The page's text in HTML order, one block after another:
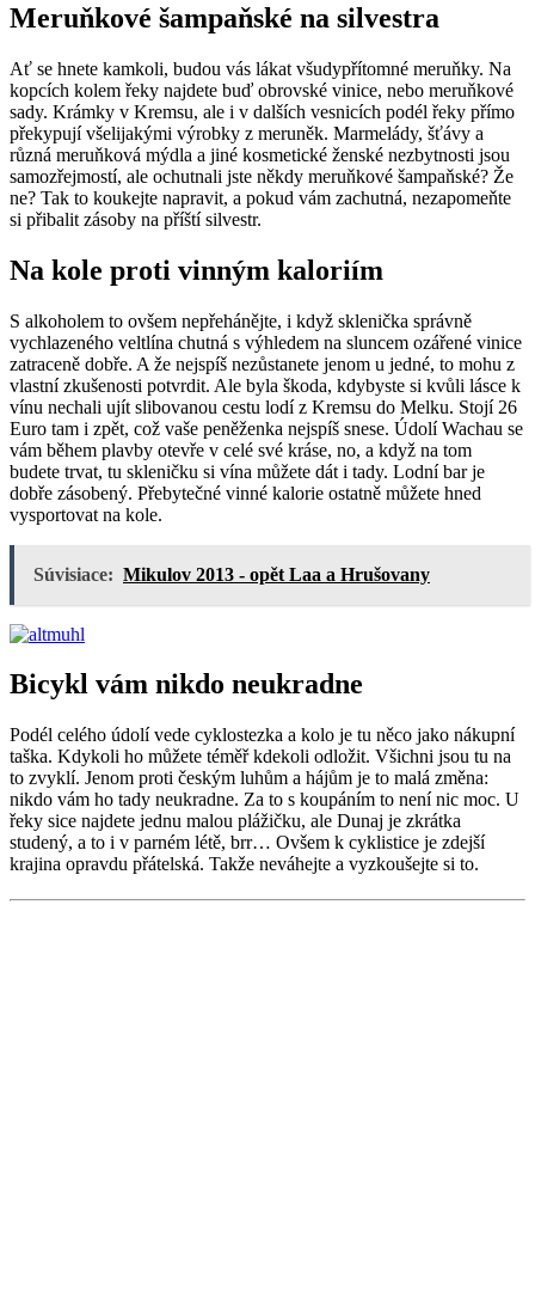
Meruňkové šampaňské na silvestra
Ať se hnete kamkoli, budou vás lákat všudypřítomné meruňky. Na
kopcích kolem řeky najdete buď obrovské vinice, nebo meruňkové
sady. Krámky v Kremsu, ale i v dalších vesnicích podél řeky přímo
překypují všelijakými výrobky z meruněk. Marmelády, šťávy a
různá meruňková mýdla a jiné kosmetické ženské nezbytnosti jsou
samozřejmostí, ale ochutnali jste někdy meruňkové šampaňské? Že
ne? Tak to koukejte napravit, a pokud vám zachutná, nezapomeňte
si přibalit zásoby na příští silvestr.
Na kole proti vinným kaloriím
S alkoholem to ovšem nepřehánějte, i když sklenička správně
vychlazeného veltlína chutná s výhledem na sluncem ozářené vinice
zatraceně dobře. A že nejspíš nezůstanete jenom u jedné, to mohu z
vlastní zkušenosti potvrdit. Ale byla škoda, kdybyste si kvůli lásce k
vínu nechali ujít slibovanou cestu lodí z Kremsu do Melku. Stojí 26
Euro tam i zpět, což vaše peněženka nejspíš snese. Údolí Wachau se
vám během plavby otevře v celé své kráse, no, a když na tom
budete trvat, tu skleničku si vína můžete dát i tady. Lodní bar je
dobře zásobený. Přebytečné vinné kalorie ostatně můžete hned
vysportovat na kole.
Súvisiace: Mikulov 2013 - opět Laa a Hrušovany
Bicykl vám nikdo neukradne
Podél celého údolí vede cyklostezka a kolo je tu něco jako nákupní
taška. Kdykoli ho můžete téměř kdekoli odložit. Všichni jsou tu na
to zvyklí. Jenom proti českým luhům a hájům je to malá změna:
nikdo vám ho tady neukradne. Za to s koupáním to není nic moc. U
řeky sice najdete jednu malou plážičku, ale Dunaj je zkrátka
studený, a to i v parném létě, brr… Ovšem k cyklistice je zdejší
krajina opravdu přátelská. Takže neváhejte a vyzkoušejte si to.